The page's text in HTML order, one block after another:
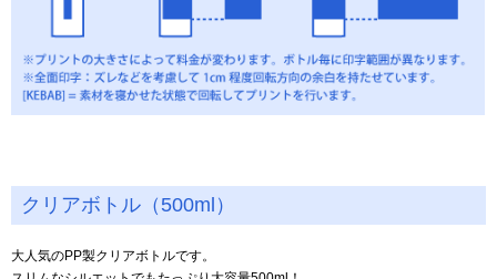
クリアボトル（500ml）
大人気のPP製クリアボトルです。